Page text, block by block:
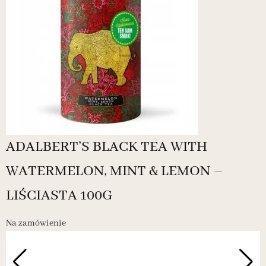
ADALBERT’S BLACK TEA WITH
WATERMELON, MINT & LEMON –
LIŚCIASTA 100G
Na zamówienie